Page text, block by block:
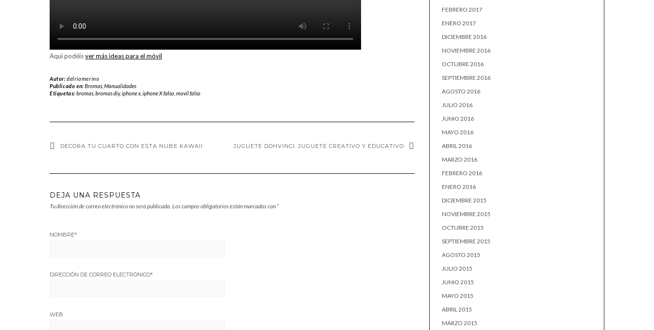
Aquí podéisver más ideas para el móvil
Autor:delriomerino
Publicado en:Bromas ,Manualidades
Etiquetas: bromas, bromas diy,iphone x, iphone X falso, movil falso
DECORA TU CUARTO CON ESTA NUBE KAWAII JUGUETE DOHVINCI: JUGUETE CREATIVO Y EDUCATIVO
DEJA UNA RESPUESTA
Tu dirección de correo electrónico no será publicada. Los campos obligatorios están marcados con *
NOMBRE*
DIRECCIÓN DE CORREO ELECTRÓNICO*
WEB
FEBRERO 2017
ENERO 2017
DICIEMBRE 2016
NOVIEMBRE 2016
OCTUBRE 2016
SEPTIEMBRE 2016
AGOSTO 2016
JULIO 2016
JUNIO 2016
MAYO 2016
ABRIL 2016
MARZO 2016
FEBRERO 2016
ENERO 2016
DICIEMBRE 2015
NOVIEMBRE 2015
OCTUBRE 2015
SEPTIEMBRE 2015
AGOSTO 2015
JULIO 2015
JUNIO 2015
MAYO 2015
ABRIL 2015
MARZO 2015